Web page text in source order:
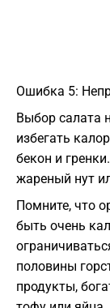
Ошибка 5:
Выбор салата
избегать
бекон и
жареный нут
Помните, что
быть очень
половины
продукты,